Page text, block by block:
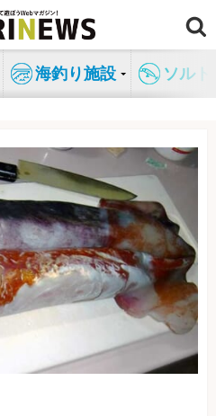
海釣り施設 ソル